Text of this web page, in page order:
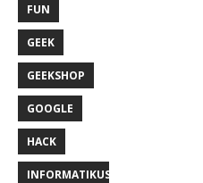
FUN
GEEK
GEEKSHOP
GOOGLE
HACK
INFORMATIKUS